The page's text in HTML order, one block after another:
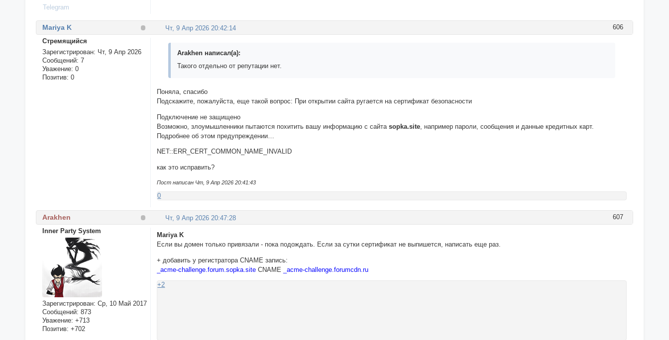
Telegram
606
Чт, 9 Апр 2026 20:42:14
Mariya K
Стремящийся
Зарегистрирован: Чт, 9 Апр 2026
Сообщений: 7
Уважение: 0
Позитив: 0
Arakhen написал(а):
Такого отдельно от репутации нет.
Поняла, спасибо
Подскажите, пожалуйста, еще такой вопрос: При открытии сайта ругается на сертификат безопасности
Подключение не защищено
Возможно, злоумышленники пытаются похитить вашу информацию с сайтаsopka.site , например пароли, сообщения и данные кредитных карт.
Подробнее об этом предупреждении…
NET::ERR_CERT_COMMON_NAME_INVALID
как это исправить?
Пост написан Чт, 9 Апр 2026 20:41:43
0
607
Чт, 9 Апр 2026 20:47:28
Arakhen
Inner Party System
Зарегистрирован: Ср, 10 Май 2017
Сообщений: 873
Уважение: +713
Позитив: +702
Mariya K
Если вы домен только привязали - пока подождать. Если за сутки сертификат не выпишется, написать еще раз.
+ добавить у регистратора CNAME запись:
_acme-challenge.forum.sopka.siteCNAME _acme-challenge.forumcdn.ru
+2